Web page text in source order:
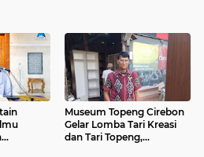
Museum Topeng Cirebon
Gelar Lomba Tari Kreasi
dan Tari Topeng,